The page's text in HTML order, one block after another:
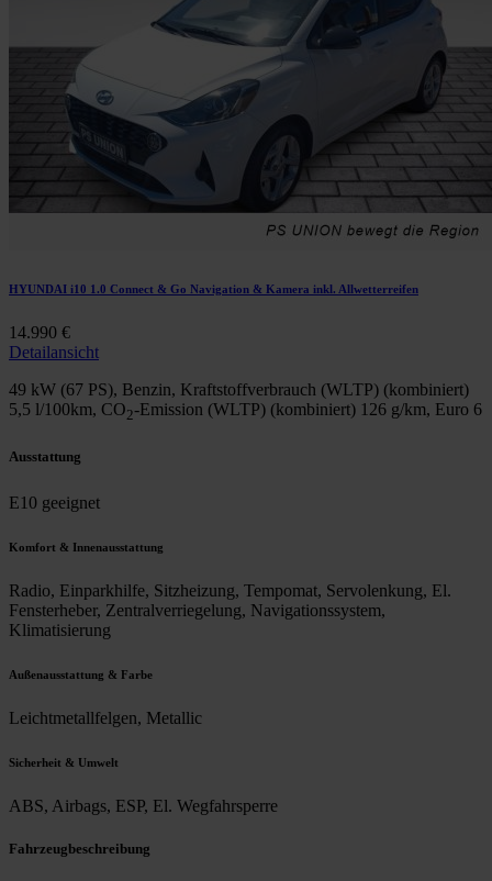
HYUNDAI i10 1.0 Connect & Go Navigation & Kamera inkl. Allwetterreifen
14.990 €
Detailansicht
49 kW (67 PS), Benzin, Kraftstoffverbrauch (WLTP) (kombiniert)
5,5 l/100km, CO2-Emission (WLTP) (kombiniert) 126 g/km, Euro 6
Ausstattung
E10 geeignet
Komfort & Innenausstattung
Radio, Einparkhilfe, Sitzheizung, Tempomat, Servolenkung, El.
Fensterheber, Zentralverriegelung, Navigationssystem,
Klimatisierung
Außenausstattung & Farbe
Leichtmetallfelgen, Metallic
Sicherheit & Umwelt
ABS, Airbags, ESP, El. Wegfahrsperre
Fahrzeugbeschreibung